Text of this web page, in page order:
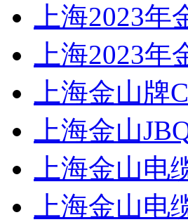
上海2023
上海2023
上海金山牌
上海金山
上海金山
上海金山